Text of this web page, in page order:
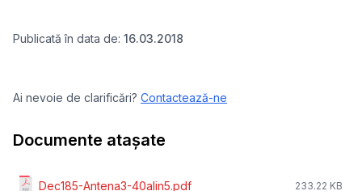
Publicată în data de: 16.03.2018
Ai nevoie de clarificări? Contactează-ne
Documente atașate
Dec185-Antena3-40alin5.pdf 233.22 KB